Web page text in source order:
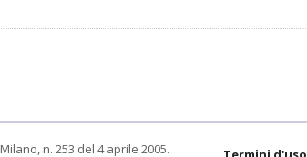
n. 253 del 4 aprile 2005.